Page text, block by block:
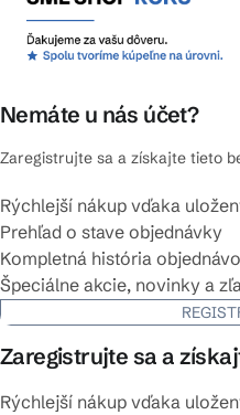
Nemáte u nás účet?
Zaregistrujte sa a získajte tieto
Rýchlejší nákup vďaka
Prehľad o stave objednávky
Kompletná história
Špeciálne akcie, novinky a
Zaregistrujte sa a
Rýchlejší nákup vďaka